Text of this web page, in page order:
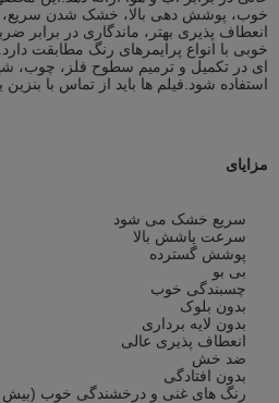
خوب، پوشش دهی بالا، خشک شدن سریع،
انعطاف پذیری بهتر، ماندگاری در برابر
خوبی با انواع پرایمرهای رنگ مطابقت
ای در تکمیل و ترمیم سطوح فلز، چوب،
استفاده شود.فیلم ها باید از تماس با بنزین
مزایای
سریع خشک می شود
سرعت پاشش بالا
پوشش گسترده
بی بو
چسبندگی خوب
بدون بلوک
بدون لایه برداری
انعطاف پذیری عالی
ضد خش
بدون افتادگی
رنگ های غنی و درخشندگی خوب (بیش از 100